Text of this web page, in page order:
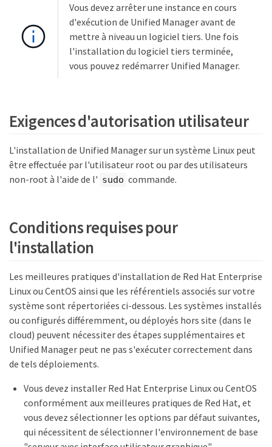
Vous devez arrêter une instance en cours
d'exécution de Unified Manager avant de
mettre à niveau un logiciel tiers. Une fois
l'installation du logiciel tiers terminée,
vous pouvez redémarrer Unified Manager.
Exigences d'autorisation utilisateur
L'installation de Unified Manager sur un système Linux peut
être effectuée par l'utilisateur root ou par des utilisateurs
non-root à l'aide de l' sudo commande.
Conditions requises pour
l'installation
Les meilleures pratiques d'installation de Red Hat Enterprise
Linux ou CentOS ainsi que les référentiels associés sur votre
système sont répertoriées ci-dessous. Les systèmes installés
ou configurés différemment, ou déployés hors site (dans le
cloud) peuvent nécessiter des étapes supplémentaires et
Unified Manager peut ne pas s'exécuter correctement dans
de tels déploiements.
Vous devez installer Red Hat Enterprise Linux ou CentOS
conformément aux meilleures pratiques de Red Hat, et
vous devez sélectionner les options par défaut suivantes,
qui nécessitent de sélectionner l'environnement de base